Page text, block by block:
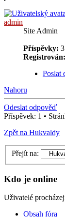
admin
Site Admin
Příspěvky:
Registrován:
Poslat
Nahoru
Odeslat odpověď
Příspěvek: 1 •
Zpět na Hukvaldy
Přejít na:
Kdo je online
Uživatelé
Obsah fóra